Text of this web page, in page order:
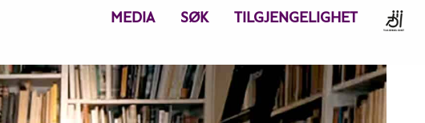
MEDIA SØK TILGJENGELIGHET